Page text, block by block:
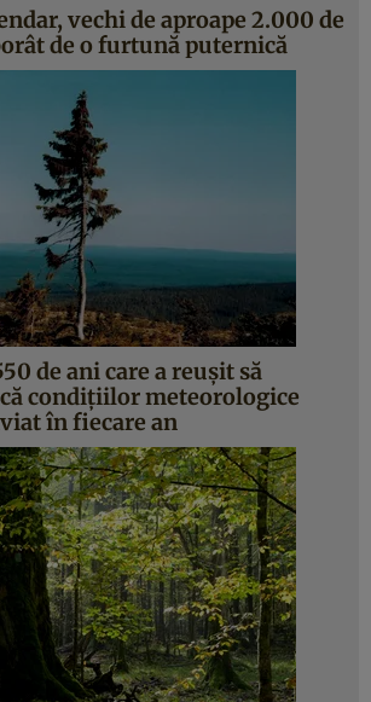
vechi de aproape 2.000 de
de o furtună puternică
de ani care a reuşit să
condiţiilor meteorologice
în fiecare an